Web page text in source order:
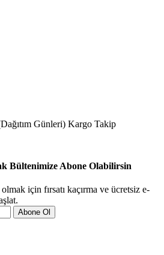
Günleri) Kargo Takip
Bültenimize Abone Olabilirsin
için fırsatı kaçırma ve ücretsiz e-
Abone Ol